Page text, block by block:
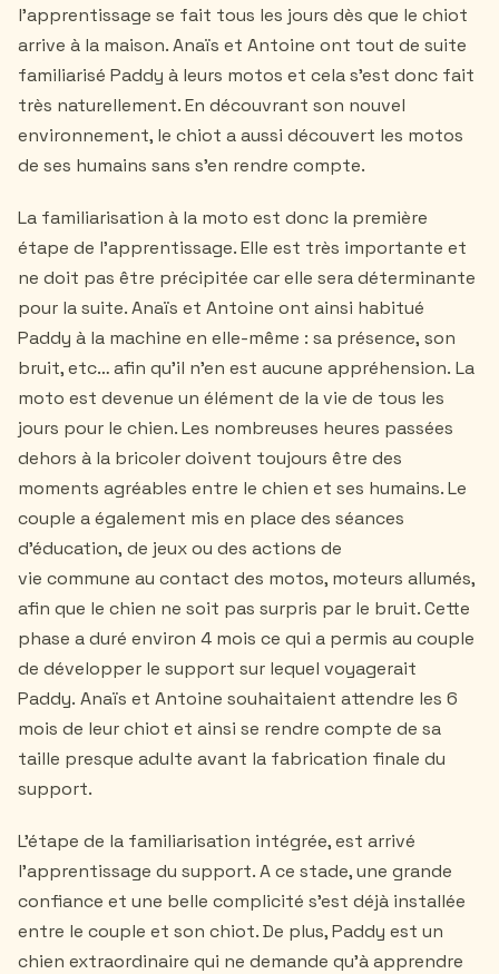
l'apprentissage se fait tous les jours dès que le chiot
arrive à la maison. Anaïs et Antoine ont tout de suite
familiarisé Paddy à leurs motos et cela s'est donc fait
très naturellement. En découvrant son nouvel
environnement, le chiot a aussi découvert les motos
de ses humains sans s'en rendre compte.
La familiarisation à la moto est donc la première
étape de l'apprentissage. Elle est très importante et
ne doit pas être précipitée car elle sera déterminante
pour la suite. Anaïs et Antoine ont ainsi habitué
Paddy à la machine en elle-même : sa présence, son
bruit, etc… afin qu’il n’en est aucune appréhension. La
moto est devenue un élément de la vie de tous les
jours pour le chien. Les nombreuses heures passées
dehors à la bricoler doivent toujours être des
moments agréables entre le chien et ses humains. Le
couple a également mis en place des séances
d’éducation, de jeux ou des actions de
vie commune au contact des motos, moteurs allumés,
afin que le chien ne soit pas surpris par le bruit. Cette
phase a duré environ 4 mois ce qui a permis au couple
de développer le support sur lequel voyagerait
Paddy. Anaïs et Antoine souhaitaient attendre les 6
mois de leur chiot et ainsi se rendre compte de sa
taille presque adulte avant la fabrication finale du
support.
L'étape de la familiarisation intégrée, est arrivé
l'apprentissage du support. A ce stade, une grande
confiance et une belle complicité s'est déjà installée
entre le couple et son chiot. De plus, Paddy est un
chien extraordinaire qui ne demande qu'à apprendre